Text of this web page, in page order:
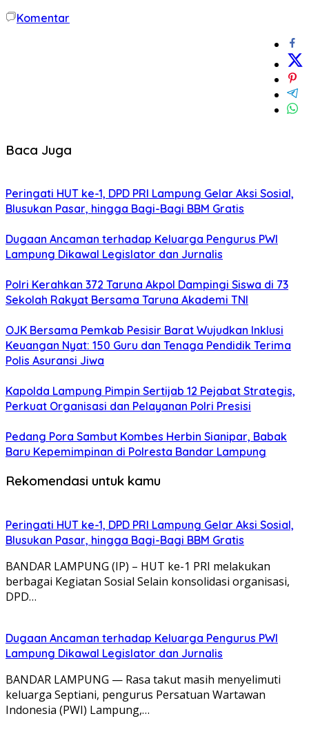
Komentar
Baca Juga
Peringati HUT ke-1, DPD PRI Lampung Gelar Aksi Sosial,
Blusukan Pasar, hingga Bagi-Bagi BBM Gratis
Dugaan Ancaman terhadap Keluarga Pengurus PWI
Lampung Dikawal Legislator dan Jurnalis
Polri Kerahkan 372 Taruna Akpol Dampingi Siswa di 73
Sekolah Rakyat Bersama Taruna Akademi TNI
OJK Bersama Pemkab Pesisir Barat Wujudkan Inklusi
Keuangan Nyat: 150 Guru dan Tenaga Pendidik Terima
Polis Asuransi Jiwa
Kapolda Lampung Pimpin Sertijab 12 Pejabat Strategis,
Perkuat Organisasi dan Pelayanan Polri Presisi
Pedang Pora Sambut Kombes Herbin Sianipar, Babak
Baru Kepemimpinan di Polresta Bandar Lampung
Rekomendasi untuk kamu
Peringati HUT ke-1, DPD PRI Lampung Gelar Aksi Sosial,
Blusukan Pasar, hingga Bagi-Bagi BBM Gratis
BANDAR LAMPUNG (IP) – HUT ke-1 PRI melakukan
berbagai Kegiatan Sosial Selain konsolidasi organisasi,
DPD…
Dugaan Ancaman terhadap Keluarga Pengurus PWI
Lampung Dikawal Legislator dan Jurnalis
BANDAR LAMPUNG — Rasa takut masih menyelimuti
keluarga Septiani, pengurus Persatuan Wartawan
Indonesia (PWI) Lampung,…